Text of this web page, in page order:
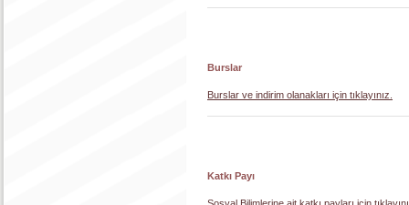
Burslar
Burslar ve indirim olanakları için tıklayınız.
Katkı Payı